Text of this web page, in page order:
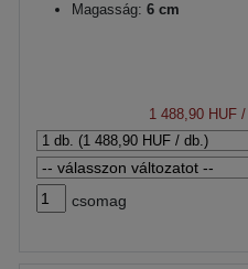
Magasság: 6 cm
1 488,90 HUF/
csomag